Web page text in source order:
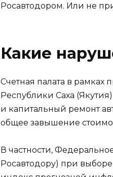
Росавтодором. Или не
Какие
Счетная палата в
Республики Саха
и капитальный ремонт
общее завышение
В частности,
Росавтодору) при